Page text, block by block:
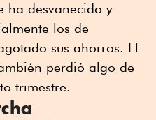
ha desvanecido y
los de
sus ahorros. El
perdió algo de
trimestre.